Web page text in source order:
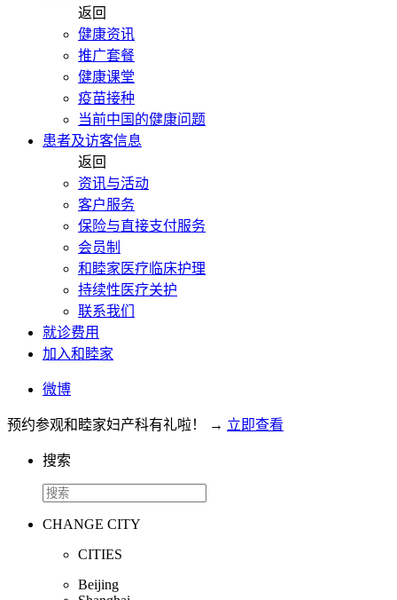
返回
健康资讯
推广套餐
健康课堂
疫苗接种
当前中国的健康问题
患者及访客信息
返回
资讯与活动
客户服务
保险与直接支付服务
会员制
和睦家医疗临床护理
持续性医疗关护
联系我们
就诊费用
加入和睦家
微博
预约参观和睦家妇产科有礼啦！ → 立即查看
搜索
CHANGE CITY
CITIES
Beijing